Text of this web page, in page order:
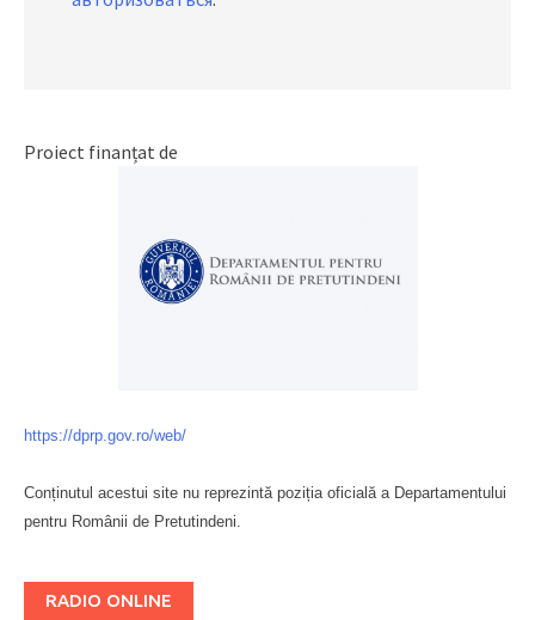
Proiect finanțat de
https://dprp.gov.ro/web/
Conținutul acestui site nu reprezintă poziția oficială a Departamentului
pentru Românii de Pretutindeni.
RADIO ONLINE